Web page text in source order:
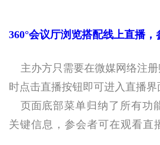
字
360°会议厅浏览搭配线上直播
主办方只需要在微媒网络注册
时点击直播按钮即可进入直播界
页面底部菜单归纳了所有功
关键信息，参会者可在观看直